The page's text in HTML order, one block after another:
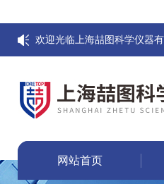
欢迎光临上海喆图科学仪器
网站首页